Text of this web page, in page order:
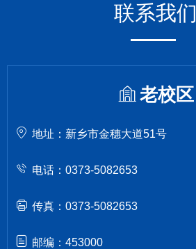
联系我们
老校区
地址：新乡市金穗大道51号
电话：0373-5082653
传真：0373-5082653
邮编：453000